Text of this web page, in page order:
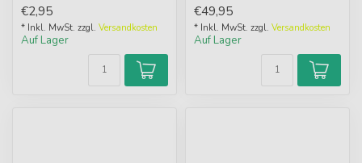
€2,95
* Inkl. MwSt. zzgl. Versandkosten
Auf Lager
€49,95
* Inkl. MwSt. zzgl. Versandkosten
Auf Lager